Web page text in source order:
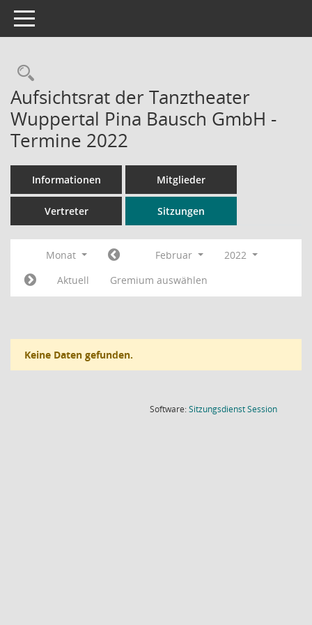
Toggle navigation
Rechercheauswahl
Aufsichtsrat der Tanztheater
Wuppertal Pina Bausch GmbH -
Termine 2022
Informationen Mitglieder
Vertreter Sitzungen
Monat Februar
2022
Aktuell
Gremium auswählen
Keine Daten gefunden.
Software:SitzungsdienstSession(Wird in